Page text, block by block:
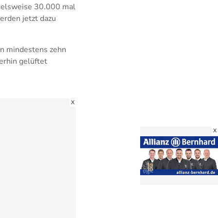
30.000 mal
jetzt dazu
mindestens zehn
gelüftet
X
X